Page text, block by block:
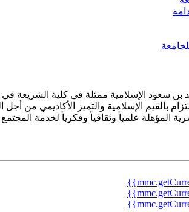
بالقيم الإسلامية والتميز الأكاديمي من
المؤهلة علمياً وثقافياً وفكرياً لخدمة